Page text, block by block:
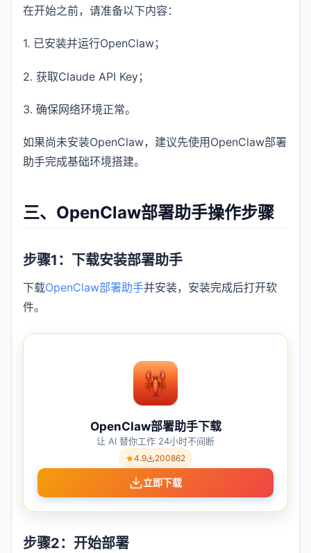
在开始之前，请准备以下内容：
1. 已安装并运行OpenClaw；
2. 获取Claude API Key；
3. 确保网络环境正常。
如果尚未安装OpenClaw，建议先使用OpenClaw部署
助手完成基础环境搭建。
三、OpenClaw部署助手操作步骤
步骤1：下载安装部署助手
下载OpenClaw部署助手并安装，安装完成后打开软
件。
OpenClaw部署助手下载
让 AI 替你工作 24小时不间断
4.9 200862
立即下载
步骤2：开始部署